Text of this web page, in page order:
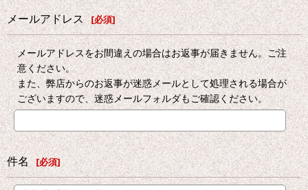
メールアドレス [必須]
メールアドレスをお間違えの場合はお返事が届きません。ご注
意ください。
また、弊店からのお返事が迷惑メールとして処理される場合が
ございますので、迷惑メールフォルダもご確認ください。
件名 [必須]